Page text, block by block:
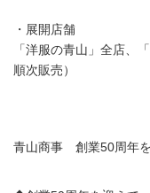
・展開店舗
「洋服の青山」全店、
順次販売）
青山商事 創業50周年